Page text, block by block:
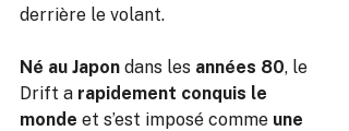
derrière le volant.
Né au Japon dans les années 80, le
Drift a rapidement conquis le
monde et s’est imposé comme une